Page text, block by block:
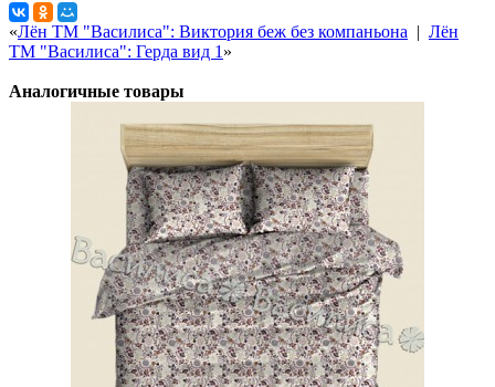
«Лён ТМ "Василиса": Виктория беж без компаньона | Лён
ТМ "Василиса": Герда вид 1»
Аналогичные товары